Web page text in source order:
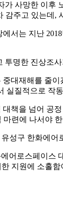
가 사망한 이후
감주고 있는데,
서는 지난
투명한 진상조
대재해를 줄
실질적으로 작
책을 넘어 공
련에 나서야
성구 한화에
어로스페이스
지원에 소홀